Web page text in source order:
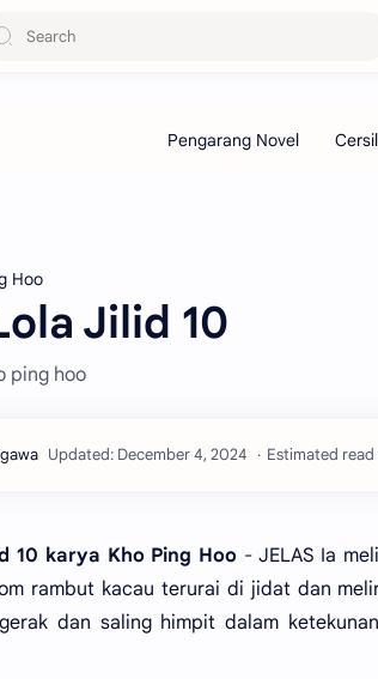
Hoo
Jilid 10
ping hoo
Estimated
10 karya Kho Ping Hoo - JELAS Ia
rambut kacau terurai di jidat dan
dan saling himpit dalam